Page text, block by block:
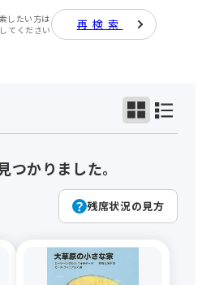
したい方は
てください
再検索
つかりました。
残席状況の見方